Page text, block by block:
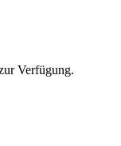
Verfügung.